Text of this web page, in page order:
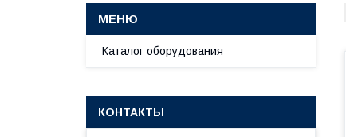
Каталог оборудования
КОНТАКТЫ